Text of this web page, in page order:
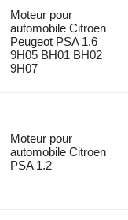
Moteur pour
automobile Citroen
Peugeot PSA 1.6
9H05 BH01 BH02
9H07
Moteur pour
automobile Citroen
PSA 1.2